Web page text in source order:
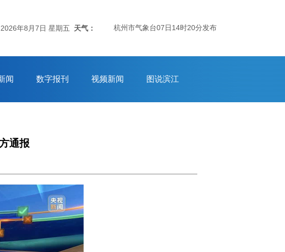
2026年8月7日 星期五 天气：
杭州市气象台07日14时20分发布：杭州市气象台8月7日14时发布
闻 数字报刊 视频新闻 图说滨江
通报